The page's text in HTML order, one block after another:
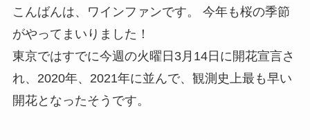
こんばんは、ワインファンです。 今年も桜の季節
がやってまいりました！
東京ではすでに今週の火曜日3月14日に開花宣言さ
れ、2020年、2021年に並んで、観測史上最も早い
開花となったそうです。